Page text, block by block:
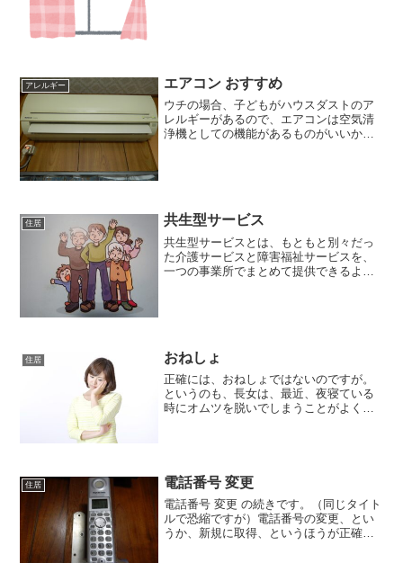
アレルギー エアコン おすすめ
ウチの場合、子どもがハウスダストのア
レルギーがあるので、エアコンは空気清
浄機としての機能があるものがいいか
住居 共生型サービス
共生型サービスとは、もともと別々だっ
た介護サービスと障害福祉サービスを、
一つの事業所でまとめて提供できるよう
住居 おねしょ
正確には、おねしょではないのですが。
というのも、長女は、最近、夜寝ている
時にオムツを脱いでしまうことがよくあ
住居 電話番号 変更
電話番号 変更 の続きです。（同じタイト
ルで恐縮ですが）電話番号の変更、とい
うか、新規に取得、というほうが正確か